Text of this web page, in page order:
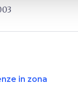
in zona